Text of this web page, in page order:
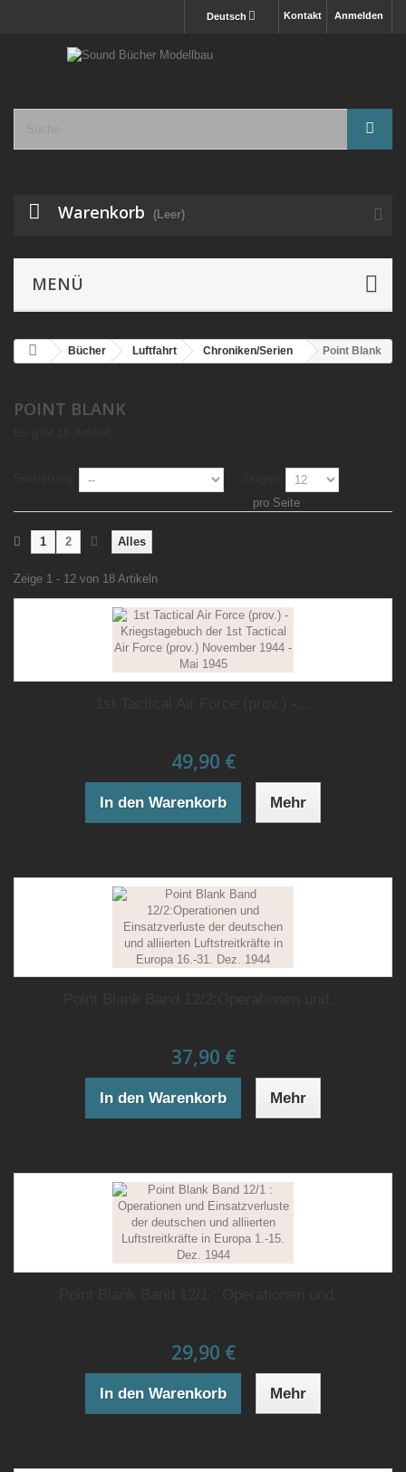
Anmelden
Kontakt
Deutsch
Warenkorb (Leer)
MENÜ
Bücher Luftfahrt Chroniken/Serien Point Blank
POINT BLANK
pro Seite
Alles
1 2
Zeige 1 - 12 von 18 Artikeln
49,90 €
In den Warenkorb Mehr
37,90 €
In den Warenkorb Mehr
29,90 €
In den Warenkorb Mehr